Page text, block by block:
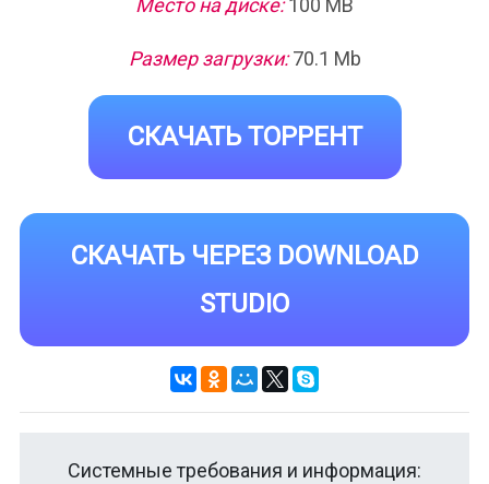
Размер загрузки:70.1 Mb
СКАЧАТЬ ТОРРЕНТ
СКАЧАТЬ ЧЕРЕЗ DOWNLOAD
STUDIO
Системные требования и информация: